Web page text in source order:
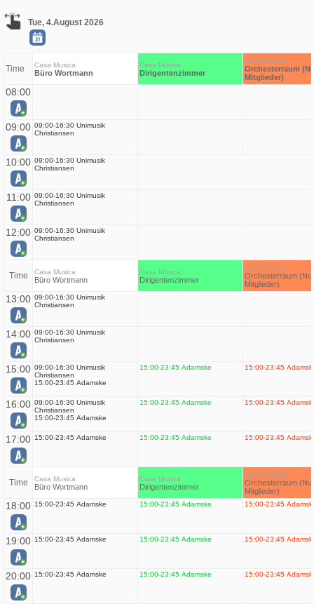
Tue, 4.August 2026
Time Casa Musica
Büro Wortmann
Casa Musica
Dirigentenzimmer
Casa Musica
Orchesterraum
Mitglieder)
08:00
09:00 09:00-16:30 Unimusik
Christiansen
10:00 09:00-16:30 Unimusik
Christiansen
11:00 09:00-16:30 Unimusik
Christiansen
12:00 09:00-16:30 Unimusik
Christiansen
Time Casa Musica
Büro Wortmann
Casa Musica
Dirigentenzimmer
Casa Musica
Orchesterraum
Mitglieder)
13:00 09:00-16:30 Unimusik
Christiansen
14:00 09:00-16:30 Unimusik
Christiansen
15:00 09:00-16:30 Unimusik
Christiansen
15:00-23:45 Adamske
15:00-23:45 Adamske 15:00-23:45
16:00 09:00-16:30 Unimusik
Christiansen
15:00-23:45 Adamske
15:00-23:45 Adamske 15:00-23:45
17:00 15:00-23:45 Adamske 15:00-23:45 Adamske 15:00-23:45
Time Casa Musica
Büro Wortmann
Casa Musica
Dirigentenzimmer
Casa Musica
Orchesterraum
Mitglieder)
18:00 15:00-23:45 Adamske 15:00-23:45 Adamske 15:00-23:45
19:00 15:00-23:45 Adamske 15:00-23:45 Adamske 15:00-23:45
20:00 15:00-23:45 Adamske 15:00-23:45 Adamske 15:00-23:45